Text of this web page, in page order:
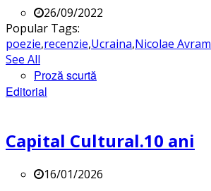
26/09/2022
Popular Tags:
poezie,recenzie,Ucraina,Nicolae Avram
See All
Proză scurtă
Editorial
Capital Cultural.10 ani
16/01/2026